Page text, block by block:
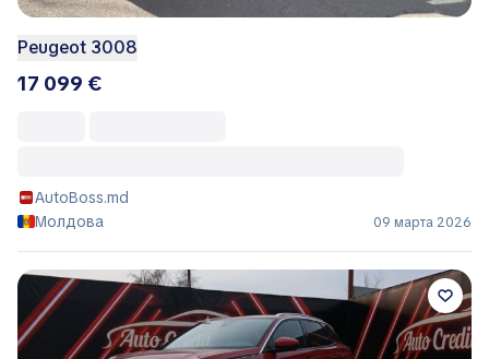
Peugeot 3008
17 099 €
AutoBoss.md
Молдова
09 марта 2026